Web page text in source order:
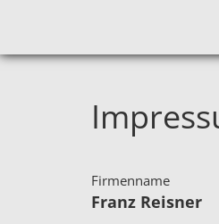
Firmenname
Franz Reisner